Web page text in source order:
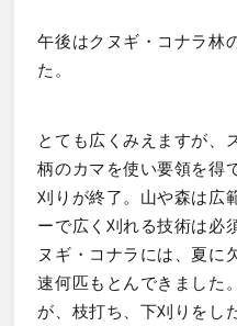
午後はクヌギ・コナラ林
た。
とても広くみえますが、
柄のカマを使い要領を得
刈りが終了。山や森は広
ーで広く刈れる技術は必
ヌギ・コナラには、夏に
速何匹もとんできました
が、枝打ち、下刈りをし